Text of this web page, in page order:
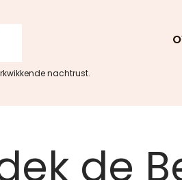
nachtrust.
de